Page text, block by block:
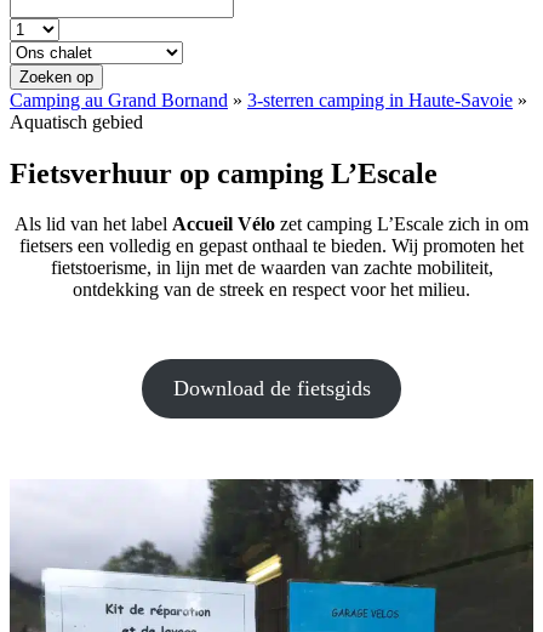
Zoeken op
Camping au Grand Bornand » 3-sterren camping in Haute-Savoie »
Aquatisch gebied
Fietsverhuur op camping L’Escale
Als lid van het label Accueil Vélo zet camping L’Escale zich in om
fietsers een volledig en gepast onthaal te bieden. Wij promoten het
fietstoerisme, in lijn met de waarden van zachte mobiliteit,
ontdekking van de streek en respect voor het milieu.
Download de fietsgids